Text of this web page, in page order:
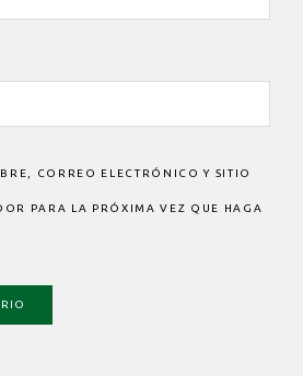
CORREO ELECTRÓNICO Y SITIO
PARA LA PRÓXIMA VEZ QUE HAGA